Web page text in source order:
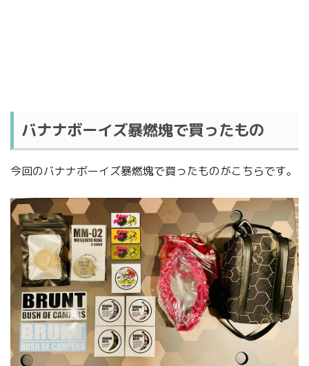
バナナボーイズ暴燃塊で買ったもの
今回のバナナボーイズ暴燃塊で買ったものがこちらです。